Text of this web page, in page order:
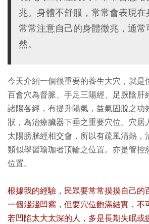
兆。身體不舒服，常常會表現
常常注意自己的身體徵兆，通常
然。
今天介紹一個很重要的養生大穴，就是
百會穴為督脈、手足三陽經、足厥陰肝
諸陽各經，有提升陽氣，益氣固脫之功
狀，為治療臟器下垂之重要穴位。穴居
太陽膀胱經相交會，所以有疏風清熱，
類似學習瑜珈者頂輪之位置。亦是管控
位置。
根據我的經驗，民眾要常常摸摸自己的
一個淺淺凹窩，但要穴位飽滿結實，不
若凹陷太大太深的人，多是長期失眠或